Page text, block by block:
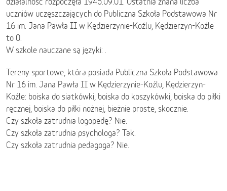
uczniów uczęszczających do Publiczna Szkoła Podstawowa Nr
16 im. Jana Pawła II w Kędzierzynie-Koźlu, Kędzierzyn-Koźle
to 0.
W szkole nauczane są języki: .
Tereny sportowe, która posiada Publiczna Szkoła Podstawowa
Nr 16 im. Jana Pawła II w Kędzierzynie-Koźlu, Kędzierzyn-
Koźle: boiska do siatkówki, boiska do koszykówki, boiska do piłki
ręcznej, boiska do piłki nożnej, bieżnie proste, skocznie.
Czy szkoła zatrudnia logopedę? Nie.
Czy szkoła zatrudnia psychologa? Tak.
Czy szkoła zatrudnia pedagoga? Nie.